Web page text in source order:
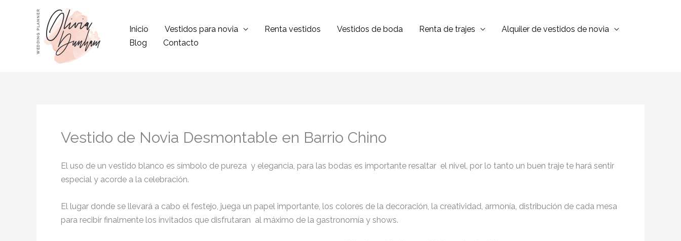
contenido
Inicio Vestidos para novia Renta vestidos Vestidos de boda Renta de trajes
Alquiler de vestidos de novia
Blog
Contacto
Vestido de Novia Desmontable en Barrio Chino
El uso de un vestido blanco es símbolo de pureza y elegancia, para las bodas es importante resaltar el nivel, por lo tanto un buen traje te hará sentir
especial y acorde a la celebración.
El lugar donde se llevará a cabo el festejo, juega un papel importante, los colores de la decoración, la creatividad, armonía, distribución de cada mesa
para recibir finalmente los invitados que disfrutaran al máximo de la gastronomía y shows.